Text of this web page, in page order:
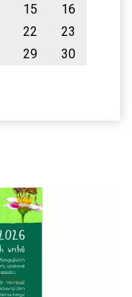
15
16
22
23
29
30